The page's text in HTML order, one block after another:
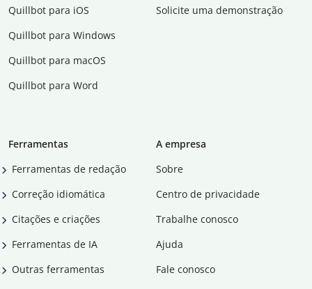
Quillbot para iOS
Quillbot para Windows
Quillbot para macOS
Quillbot para Word
Solicite uma demonstração
Ferramentas
Ferramentas de redação
Correção idiomática
Citações e criações
Ferramentas de IA
Outras ferramentas
A empresa
Sobre
Centro de privacidade
Trabalhe conosco
Ajuda
Fale conosco